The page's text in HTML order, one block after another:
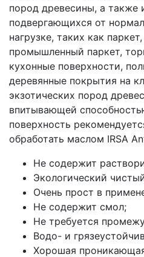
пород древесины, а также
подвергающихся от
нагрузке, таких как
промышленный паркет,
кухонные поверхности,
деревянные покрытия на
экзотических пород
впитывающей
поверхность
обработать маслом IRSA
Не содержит
Экологический
Очень прост в
Не содержит смол;
Не требуется
Водо- и
Хорошая